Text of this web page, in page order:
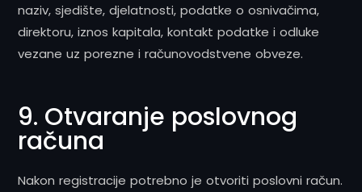
naziv, sjedište, djelatnosti, podatke o osnivačima,
direktoru, iznos kapitala, kontakt podatke i odluke
vezane uz porezne i računovodstvene obveze.
9. Otvaranje poslovnog
računa
Nakon registracije potrebno je otvoriti poslovni račun.